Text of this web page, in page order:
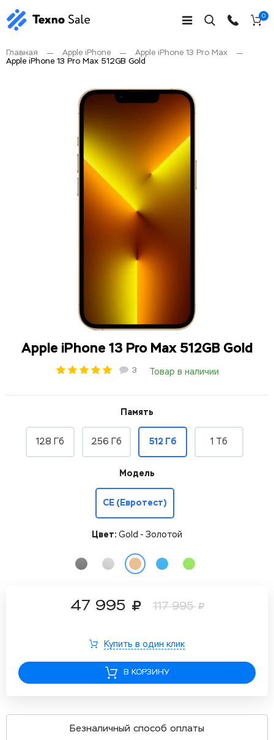
0
Главная Apple iPhone
Apple iPhone 13 Pro Max
Apple iPhone 13 Pro Max 512GB Gold
Apple iPhone 13 Pro Max 512GB Gold
3 Товар в наличии
Память
128 Гб 256 Гб 512 Гб 1 Тб
Модель
СЕ (Евротест)
Цвет: Gold - Золотой
47 995 117 995
Купить в один клик
В КОРЗИНУ
Безналичный способ оплаты